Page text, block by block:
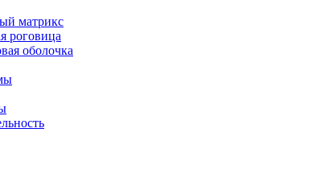
матрикс
роговица
оболочка